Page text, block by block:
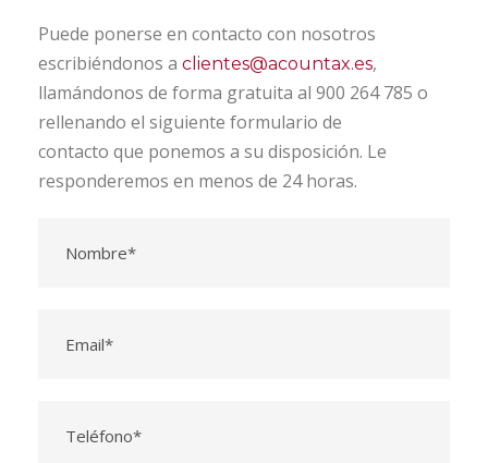
Puede ponerse en contacto con nosotros
escribiéndonos a clientes@acountax.es,
llamándonos de forma gratuita al 900 264 785 o
rellenando el siguiente formulario de
contacto que ponemos a su disposición. Le
responderemos en menos de 24 horas.